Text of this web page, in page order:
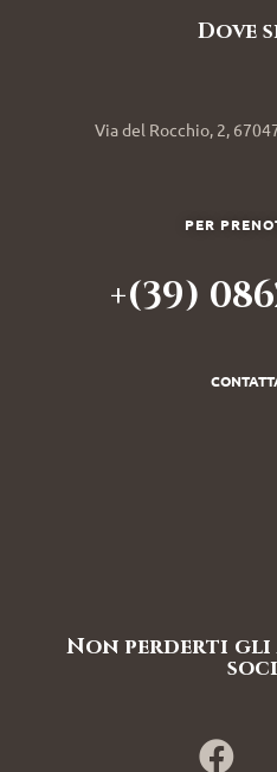
Dove
Via del Rocchio, 2,
PER
+(39)
Non perderti gli